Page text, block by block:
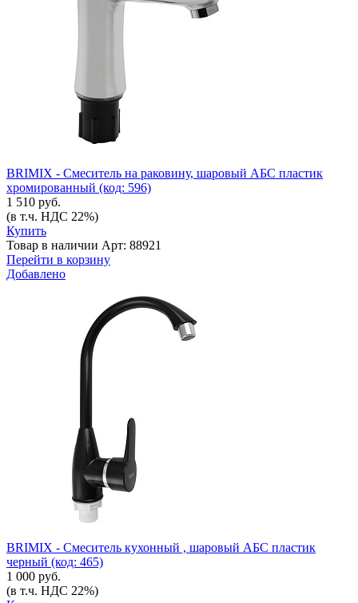
BRIMIX - Смеситель на раковину, шаровый АБС пластик
хромированный (код: 596)
1 510 руб.
(в т.ч. НДС 22%)
Купить
Товар в наличии Арт: 88921
Перейти в корзину
Добавлено
BRIMIX - Смеситель кухонный , шаровый АБС пластик
черный (код: 465)
1 000 руб.
(в т.ч. НДС 22%)